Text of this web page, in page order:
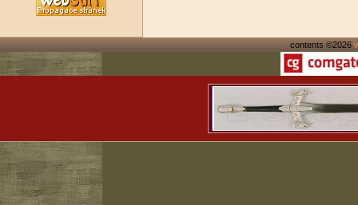
contents ©2026